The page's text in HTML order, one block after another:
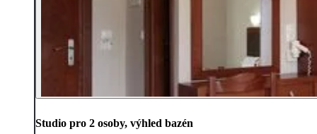
Studio pro 2 osoby, výhled bazén